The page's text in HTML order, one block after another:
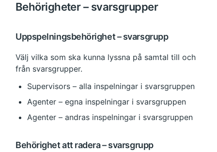
Behörigheter – svarsgrupper
Uppspelningsbehörighet – svarsgrupp
Välj vilka som ska kunna lyssna på samtal till och
från svarsgrupper.
Supervisors – alla inspelningar i svarsgruppen
Agenter – egna inspelningar i svarsgruppen
Agenter – andras inspelningar i svarsgruppen
Behörighet att radera – svarsgrupp